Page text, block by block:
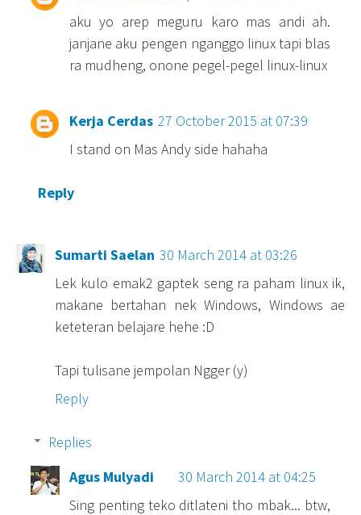
aku yo arep meguru karo mas andi ah.
janjane aku pengen nganggo linux tapi blas
ra mudheng, onone pegel-pegel linux-linux
Kerja Cerdas 27 October 2015 at 07:39
I stand on Mas Andy side hahaha
Reply
Sumarti Saelan 30 March 2014 at 03:26
Lek kulo emak2 gaptek seng ra paham linux ik,
makane bertahan nek Windows, Windows ae
keteteran belajare hehe :D
Tapi tulisane jempolan Ngger (y)
Reply
Replies
Agus Mulyadi
30 March 2014 at 04:25
Sing penting teko ditlateni tho mbak... btw,